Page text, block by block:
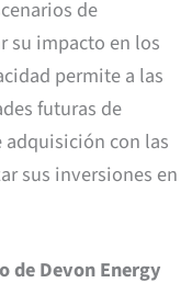
de
su impacto en los
permite a las
futuras de
adquisición con las
sus inversiones en
de Devon Energy